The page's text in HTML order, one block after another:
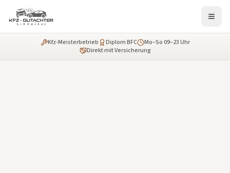
Kfz-Meisterbetrieb Diplom BFC
Mo–So 09–23 Uhr
Direkt mit Versicherung